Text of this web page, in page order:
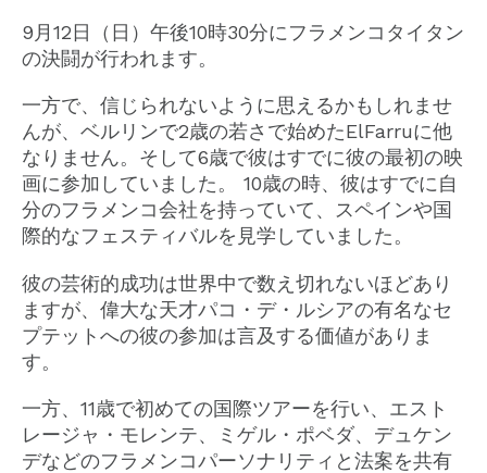
9月12日（日）午後10時30分にフラメンコタイタン
の決闘が行われます。
一方で、信じられないように思えるかもしれませ
んが、ベルリンで2歳の若さで始めたElFarruに他
なりません。そして6歳で彼はすでに彼の最初の映
画に参加していました。 10歳の時、彼はすでに自
分のフラメンコ会社を持っていて、スペインや国
際的なフェスティバルを見学していました。
彼の芸術的成功は世界中で数え切れないほどあり
ますが、偉大な天才パコ・デ・ルシアの有名なセ
プテットへの彼の参加は言及する価値がありま
す。
一方、11歳で初めての国際ツアーを行い、エスト
レージャ・モレンテ、ミゲル・ポベダ、デュケン
デなどのフラメンコパーソナリティと法案を共有